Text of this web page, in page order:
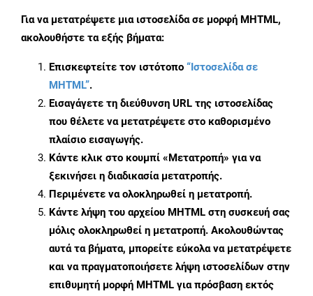
Για να μετατρέψετε μια ιστοσελίδα σε μορφή MHTML,
ακολουθήστε τα εξής βήματα:
Επισκεφτείτε τον ιστότοπο “Ιστοσελίδα σε
MHTML”.
Εισαγάγετε τη διεύθυνση URL της ιστοσελίδας
που θέλετε να μετατρέψετε στο καθορισμένο
πλαίσιο εισαγωγής.
Κάντε κλικ στο κουμπί «Μετατροπή» για να
ξεκινήσει η διαδικασία μετατροπής.
Περιμένετε να ολοκληρωθεί η μετατροπή.
Κάντε λήψη του αρχείου MHTML στη συσκευή σας
μόλις ολοκληρωθεί η μετατροπή. Ακολουθώντας
αυτά τα βήματα, μπορείτε εύκολα να μετατρέψετε
και να πραγματοποιήσετε λήψη ιστοσελίδων στην
επιθυμητή μορφή MHTML για πρόσβαση εκτός